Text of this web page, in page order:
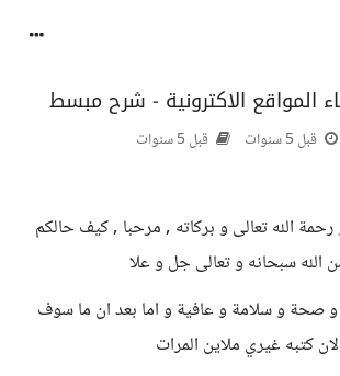
المواقع الاكترونية - شرح مبسط
قبل 5 سنوات قبل 5 سنوات
رحمة الله تعالى و بركاته , مرحبا , كيف حالكم
الله سبحانه و تعالى جل و علا
و صحة و سلامة و عافية و اما بعد ان ما سوف
كتبه غيري ملاين المرات